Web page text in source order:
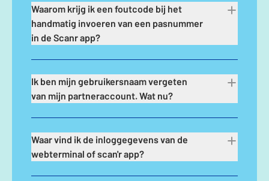
Waarom krijg ik een foutcode bij het
handmatig invoeren van een pasnummer
in de Scanr app?
Ik ben mijn gebruikersnaam vergeten
van mijn partneraccount. Wat nu?
Waar vind ik de inloggegevens van de
webterminal of scan'r app?